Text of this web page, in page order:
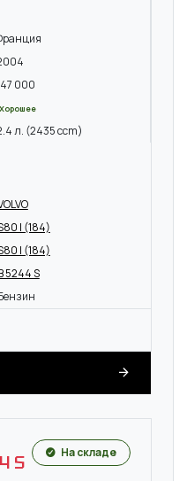
000
Хорошее
л. (2435 ccm)
I (184)
I (184)
5244 S
S На складе